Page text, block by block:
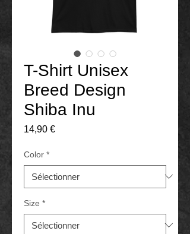
T-Shirt Unisex
Breed Design
Shiba Inu
14,90 €Prix
Color *
Size *